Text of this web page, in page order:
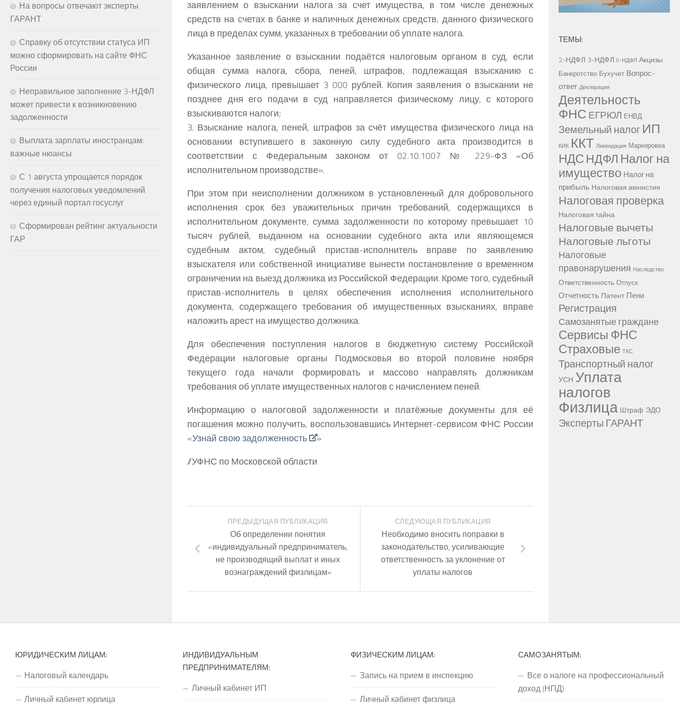
заявлением о взыскании налога за счет имущества, в том числе денежных
средств на счетах в банке и наличных денежных средств, данного физического
лица в пределах сумм, указанных в требовании об уплате налога.
Указанное заявление о взыскании подаётся налоговым органом в суд, если
общая сумма налога, сбора, пеней, штрафов, подлежащая взысканию с
физического лица, превышает 3 000 рублей. Копия заявления о взыскании не
позднее дня его подачи в суд направляется физическому лицу, с которого
взыскиваются налоги;
3. Взыскание налога, пеней, штрафов за счёт имущества физического лица на
основании вступившего в законную силу судебного акта производится в
соответствии с Федеральным законом от 02.10.1007 № 229-ФЗ «Об
исполнительном производстве».
При этом при неисполнении должником в установленный для добровольного
исполнения срок без уважительных причин требований, содержащихся в
исполнительном документе, сумма задолженности по которому превышает 10
тысяч рублей, выданном на основании судебного акта или являющемся
судебным актом, судебный пристав-исполнитель вправе по заявлению
взыскателя или собственной инициативе вынести постановление о временном
ограничении на выезд должника из Российской Федерации. Кроме того, судебный
пристав-исполнитель в целях обеспечения исполнения исполнительного
документа, содержащего требования об имущественных взысканиях, вправе
наложить арест на имущество должника.
Для обеспечения поступления налогов в бюджетную систему Российской
Федерации налоговые органы Подмосковья во второй половине ноября
текущего года начали формировать и массово направлять должникам
требования об уплате имущественных налогов с начислением пеней.
Информацию о налоговой задолженности и платёжные документы для её
погашения можно получить, воспользовавшись Интернет-сервисом ФНС России
«Узнай свою задолженность
»
//УФНС по Московской области
СЛЕДУЮЩАЯ ПУБЛИКАЦИЯ
Необходимо вносить поправки в
законодательство, усиливающие
ответственность за уклонение от
уплаты налогов
ПРЕДЫДУЩАЯ ПУБЛИКАЦИЯ
Об определении понятия
«индивидуальный предприниматель,
не производящий выплат и иных
вознаграждений физлицам»
На вопросы отвечают эксперты
ГАРАНТ
Справку об отсутствии статуса ИП
можно сформировать на сайте ФНС
России
Неправильное заполнение 3-НДФЛ
может привести к возникновению
задолженности
Выплата зарплаты иностранцам:
важные нюансы
С 1 августа упрощается порядок
получения налоговых уведомлений
через единый портал госуслуг
Сформирован рейтинг актуальности
ГАР
ТЕМЫ:
2-НДФЛ 3-НДФЛ 6-НДФЛ Акцизы
Банкротство Бухучет Вопрос-
ответ Декларация
Деятельность
ФНС ЕГРЮЛ ЕНВД
Земельный налог ИП
КИК ККТ Ликвидация Маркировка
НДС НДФЛ Налог на
имущество Налог на
прибыль Налоговая амнистия
Налоговая проверка
Налоговая тайна
Налоговые вычеты
Налоговые льготы
Налоговые
правонарушения Наследство
Ответственность Отпуск
Отчетность Патент Пени
Регистрация
Самозанятые граждане
Сервисы ФНС
Страховые ТКС
Транспортный налог
УСН Уплата
налогов
Физлица Штраф ЭДО
Эксперты ГАРАНТ
ЮРИДИЧЕСКИМ ЛИЦАМ:
Налоговый календарь
Личный кабинет юрлица
ИНДИВИДУАЛЬНЫМ
ПРЕДПРИНИМАТЕЛЯМ:
Личный кабинет ИП
ФИЗИЧЕСКИМ ЛИЦАМ:
Запись на прием в инспекцию
Личный кабинет физлица
САМОЗАНЯТЫМ:
Все о налоге на профессиональный
доход (НПД)